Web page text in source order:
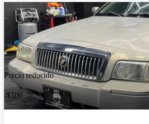
Precio reducido
-$100